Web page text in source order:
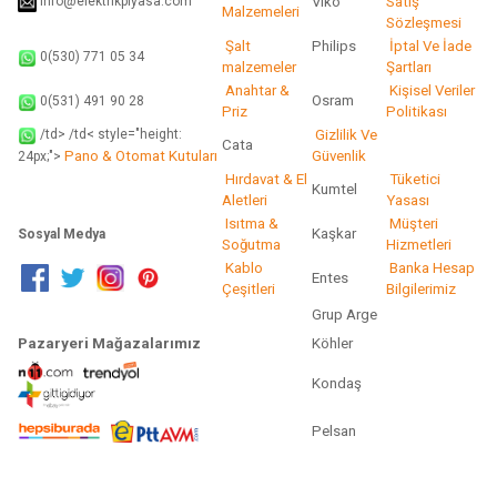
Malzemeleri
Sözleşmesi
0(530) 771 05 34
Şalt
malzemeler
Philips
İptal Ve İade
Şartları
0(531) 491 90 28
Anahtar &
Priz
Osram
Kişisel Veriler
Politikası
/td> /td< style="height:
24px;"> Pano & Otomat Kutuları
Cata
Gizlilik Ve
Güvenlik
Hırdavat & El
Aletleri
Kumtel
Tüketici
Yasası
Sosyal Medya
Isıtma &
Soğutma
Kaşkar
Müşteri
Hizmetleri
Kablo
Çeşitleri
Entes
Banka Hesap
Bilgilerimiz
Grup Arge
Pazaryeri Mağazalarımız
Köhler
Kondaş
Pelsan